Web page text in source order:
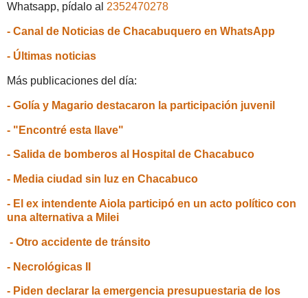
Whatsapp, pídalo al 2352470278
- Canal de Noticias de Chacabuquero en WhatsApp
- Últimas noticias
Más publicaciones del día:
- Golía y Magario destacaron la participación juvenil
- "Encontré esta llave"
- Salida de bomberos al Hospital de Chacabuco
- Media ciudad sin luz en Chacabuco
- El ex intendente Aiola participó en un acto político con
una alternativa a Milei
- Otro accidente de tránsito
- Necrológicas II
- Piden declarar la emergencia presupuestaria de los